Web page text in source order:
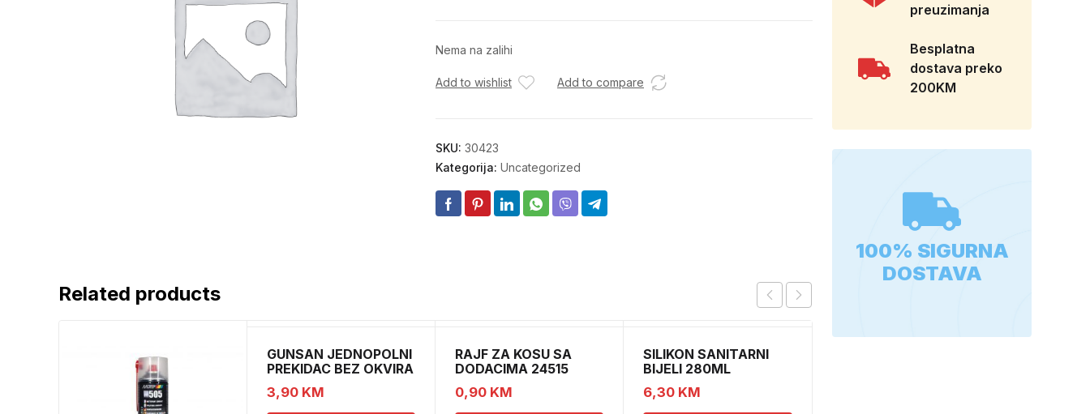
Nema na zalihi
Add to wishlist Add to compare
SKU: 30423
Kategorija: Uncategorized
Related products
GUNSAN JEDNOPOLNI
PREKIDAC BEZ OKVIRA
11
3,90 KM
RAJF ZA KOSU SA
DODACIMA 24515
CH52451
0,90 KM
SILIKON SANITARNI
BIJELI 280ML
6,30 KM
preuzimanja
Besplatna
dostava preko
200KM
100% SIGURNA
DOSTAVA